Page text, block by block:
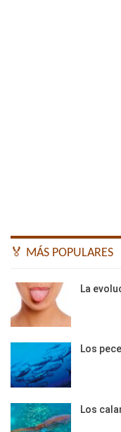
🏅 MÁS POPULARES
La
Los
Los